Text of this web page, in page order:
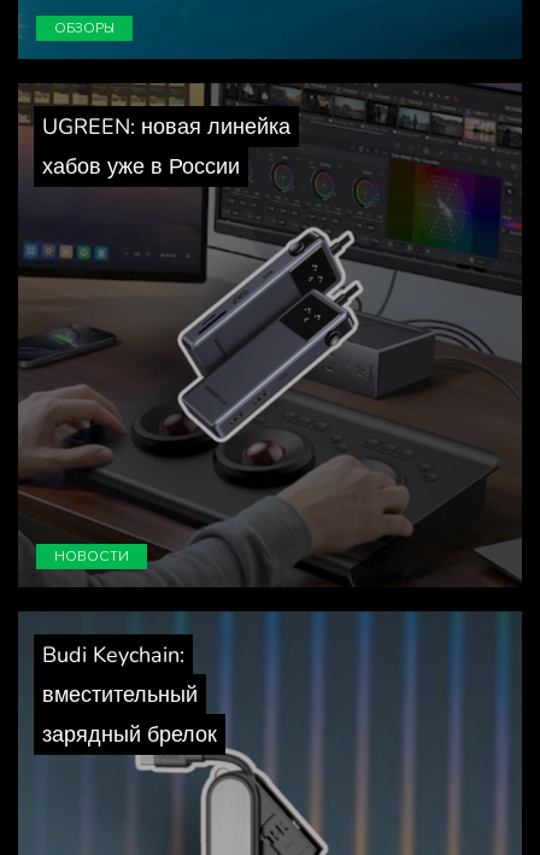
ОБЗОРЫ
UGREEN: новая линейка
хабов уже в России
НОВОСТИ
Budi Keychain:
вместительный
зарядный брелок